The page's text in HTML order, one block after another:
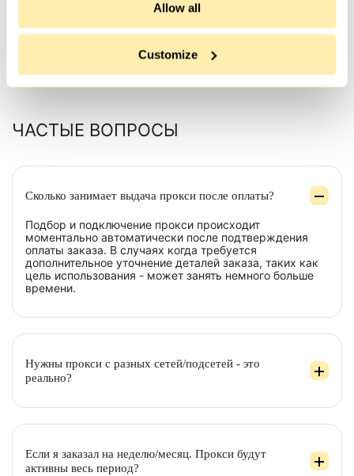
Allow all
Customize
Все отзывы
ЧАСТЫЕ ВОПРОСЫ
Сколько занимает выдача прокси после оплаты?
Подбор и подключение прокси происходит
моментально автоматически после подтверждения
оплаты заказа. В случаях когда требуется
дополнительное уточнение деталей заказа, таких как
цель использования - может занять немного больше
времени.
Нужны прокси с разных сетей/подсетей - это
реально?
Если я заказал на неделю/месяц. Прокси будут
активны весь период?